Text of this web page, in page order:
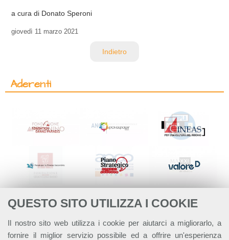
QUESTO SITO UTILIZZA I COOKIE
Il nostro sito web utilizza i cookie per aiutarci a migliorarlo, a
fornire il miglior servizio possibile ed a offrire un'esperienza
a cura di Donato Speroni
giovedì 11 marzo 2021
Indietro
Aderenti